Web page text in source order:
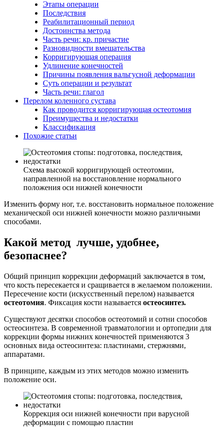
Этапы операции
Последствия
Реабилитационный период
Достоинства метода
Часть речи: кр. причастие
Разновидности вмешательства
Корригирующая операция
Удлинение конечностей
Причины появления вальгусной деформации
Суть операции и результат
Часть речи: глагол
Перелом коленного сустава
Как проводится корригирующая остеотомия
Преимущества и недостатки
Классификация
Похожие статьи
Схема высокой корригирующей остеотомии,
направленной на восстановление нормального
положения оси нижней конечности
Изменить форму ног, т.е. восстановить нормальное положение
механической оси нижней конечности можно различными
способами.
Какой метод лучше, удобнее,
безопаснее?
Общий принцип коррекции деформаций заключается в том,
что кость пересекается и сращивается в желаемом положении.
Пересечение кости (искусственный перелом) называется
остеотомия. Фиксация кости называется остеосинтез.
Существуют десятки способов остеотомий и сотни способов
остеосинтеза. В современной травматологии и ортопедии для
коррекции формы нижних конечностей применяются 3
основных вида остеосинтеза: пластинами, стержнями,
аппаратами.
В принципе, каждым из этих методов можно изменить
положение оси.
Коррекция оси нижней конечности при варусной
деформации с помощью пластин